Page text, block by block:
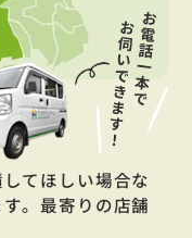
てほしい場合な
。最寄りの店舗